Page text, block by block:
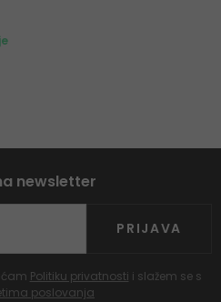
newsletter
PRIJAVA
Politiku privatnosti i slažem se s
poslovanja